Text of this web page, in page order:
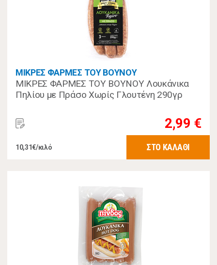
ΜΙΚΡΕΣ ΦΑΡΜΕΣ ΤΟΥ ΒΟΥΝΟΥ
ΜΙΚΡΕΣ ΦΑΡΜΕΣ ΤΟΥ ΒΟΥΝΟΥ Λουκάνικα
Πηλίου με Πράσο Χωρίς Γλουτένη 290γρ
2,99 €
10,31€/κιλό ΣΤΟ ΚΑΛΑΘΙ